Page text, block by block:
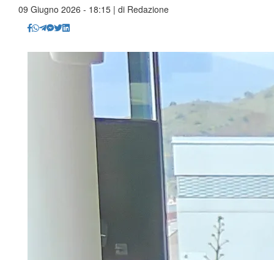
09 Giugno 2026 - 18:15 | di Redazione